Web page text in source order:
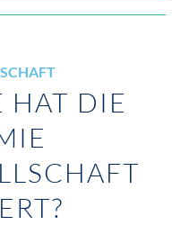
HAT DIE